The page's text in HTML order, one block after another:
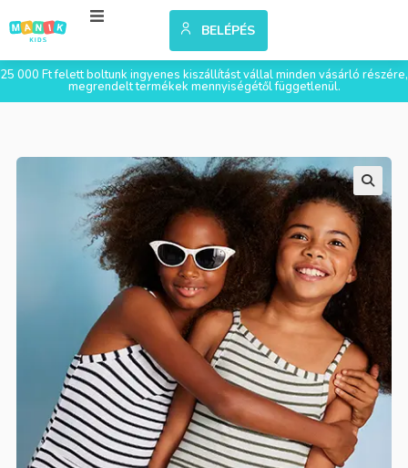
BELÉPÉS
25 000 Ft felett boltunk ingyenes kiszállítást vállal minden vásárló részére,
megrendelt termékek mennyiségétől függetlenül.